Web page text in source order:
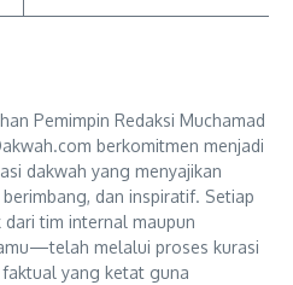
Pemimpin Redaksi Muchamad
berkomitmen menjadi
dakwah yang menyajikan
dan inspiratif. Setiap
tim internal maupun
melalui proses kurasi
faktual yang ketat guna